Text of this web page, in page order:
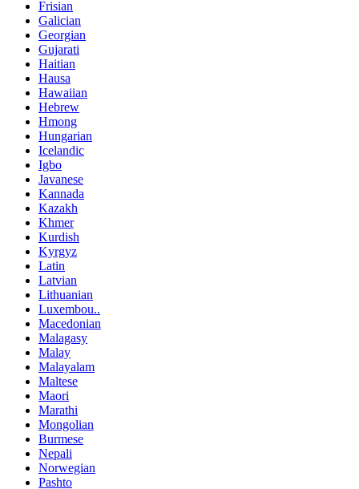
Frisian
Galician
Georgian
Gujarati
Haitian
Hausa
Hawaiian
Hebrew
Hmong
Hungarian
Icelandic
Igbo
Javanese
Kannada
Kazakh
Khmer
Kurdish
Kyrgyz
Latin
Latvian
Lithuanian
Luxembou..
Macedonian
Malagasy
Malay
Malayalam
Maltese
Maori
Marathi
Mongolian
Burmese
Nepali
Norwegian
Pashto